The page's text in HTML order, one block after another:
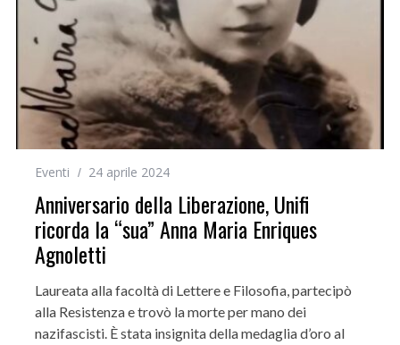
Eventi 24 aprile 2024
Anniversario della Liberazione, Unifi
ricorda la “sua” Anna Maria Enriques
Agnoletti
Laureata alla facoltà di Lettere e Filosofia, partecipò
alla Resistenza e trovò la morte per mano dei
nazifascisti. È stata insignita della medaglia d’oro al